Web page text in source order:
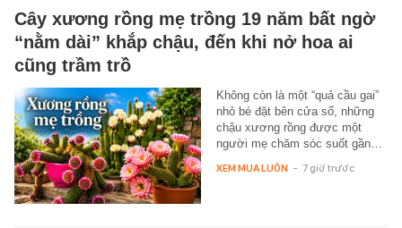
Cây xương rồng mẹ trồng 19 năm bất ngờ
“nằm dài” khắp chậu, đến khi nở hoa ai
cũng trầm trồ
Không còn là một “quả cầu gai”
nhỏ bé đặt bên cửa sổ, những
chậu xương rồng được một
người mẹ chăm sóc suốt gần…
XEM MUA LUÔN - 7 giờ trước